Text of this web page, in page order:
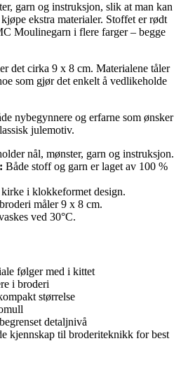
garn og instruksjon, slik at man kan
ekstra materialer. Stoffet er rødt
Moulinegarn i flere farger – begge
det cirka 9 x 8 cm. Materialene tåler
som gjør det enkelt å vedlikeholde
nybegynnere og erfarne som ønsker
julemotiv.
nål, mønster, garn og instruksjon.
Både stoff og garn er laget av 100 %
kirke i klokkeformet design.
måler 9 x 8 cm.
ved 30°C.
følger med i kittet
i broderi
størrelse
detaljnivå
kjennskap til broderiteknikk for best